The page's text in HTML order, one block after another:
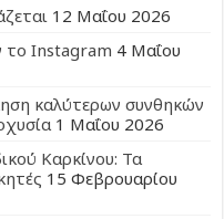
12 Μαΐου 2026
το Instagram 4 Μαΐου
καλύτερων συνθηκών
1 Μαΐου 2026
Καρκίνου: Τα
15 Φεβρουαρίου